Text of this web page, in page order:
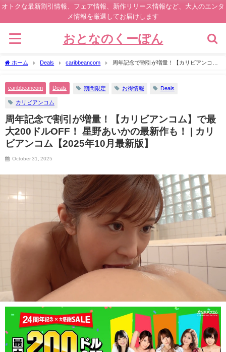
オトクな最新割引情報、フェア情報、新作リリース情報など、大人のエンタ
メ情報を厳選してお届けします
おとなのくーぽん
ホーム Deals caribbeancom
周年記念で割引が増量！【カリビアンコ
caribbeancom
Deals 期間限定 お得情報 Deals
カリビアンコム
周年記念で割引が増量！【カリビアンコム】で最
大200ドルOFF！ 星野あいかの最新作も！ | カリ
ビアンコム【2025年10月最新版】
October 31, 2025